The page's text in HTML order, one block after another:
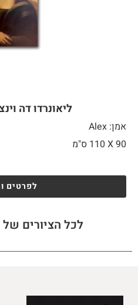
ליאונרדו דה
אמן: Alex
90 X
לפרטים
לכל הציורים של Alex לחצו כאן